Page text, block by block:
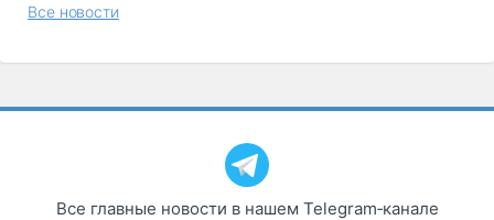
Спецтехника
Автосервис,
запчасти, шины
Все новости
Все главные новости в нашем Telegram‑канале